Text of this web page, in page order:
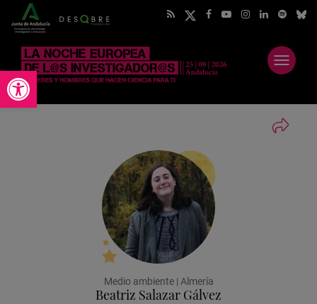
Abrir barra de herramientas
Abrir
menú
Medio ambiente | Almería
Beatriz Salazar Gálvez